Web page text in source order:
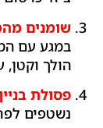
שומנים
במגע עם
הולך
פסולת
נשטפים